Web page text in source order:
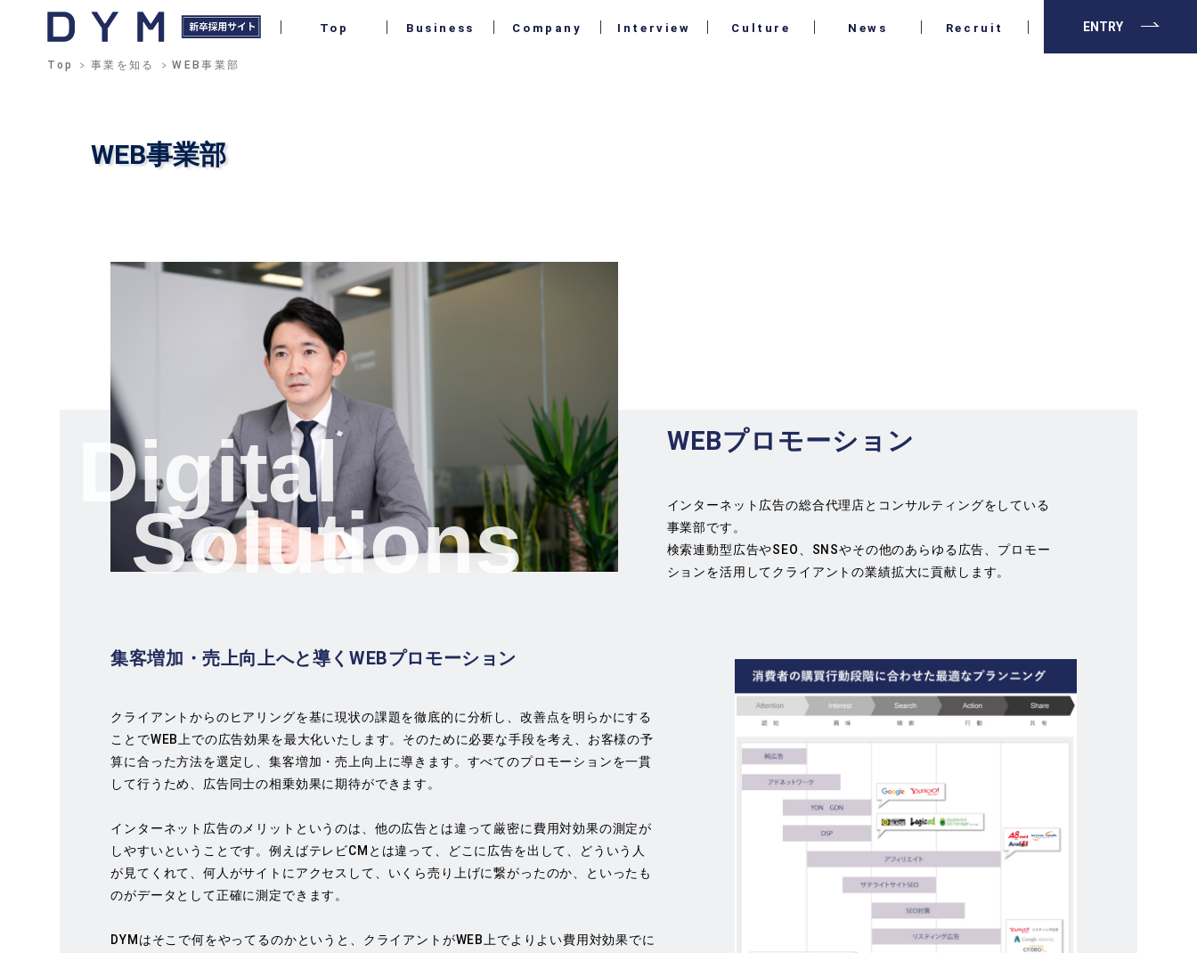
Top Business Company Interview Culture News Recruit ENTRY
Top 事業を知る WEB事業部
WEB事業部
Digital
Solutions
WEBプロモーション
インターネット広告の総合代理店とコンサルティングをしている
事業部です。
検索連動型広告やSEO、SNSやその他のあらゆる広告、プロモー
ションを活用してクライアントの業績拡大に貢献します。
集客増加・売上向上へと導くWEBプロモーション
クライアントからのヒアリングを基に現状の課題を徹底的に分析し、改善点を明らかにする
ことでWEB上での広告効果を最大化いたします。そのために必要な手段を考え、お客様の予
算に合った方法を選定し、集客増加・売上向上に導きます。すべてのプロモーションを一貫
して行うため、広告同士の相乗効果に期待ができます。
インターネット広告のメリットというのは、他の広告とは違って厳密に費用対効果の測定が
しやすいということです。例えばテレビCMとは違って、どこに広告を出して、どういう人
が見てくれて、何人がサイトにアクセスして、いくら売り上げに繋がったのか、といったも
のがデータとして正確に測定できます。
DYMはそこで何をやってるのかというと、クライアントがWEB上でよりよい費用対効果でに